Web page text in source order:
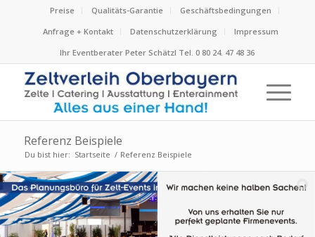
Preise Qualitäts-Garantie
Geschäftsbedingungen
Anfrage + Kontakt
Datenschutzerklärung
Impressum
Ihr Eventberater Peter Schätzl Tel. 0 80 24. 47 48 36
Referenz Beispiele
Du bist hier: Startseite / Referenz Beispiele